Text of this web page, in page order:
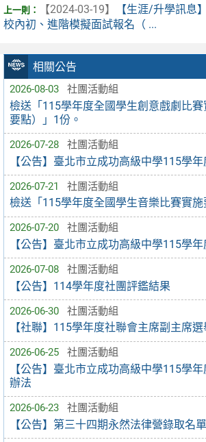
相關公告
2026-08-03 社團活動組
檢送「115學年度全國學生創意戲劇比
要點）」1份。
2026-07-28 社團活動組
【公告】臺北市立成功高級中學115學
2026-07-21 社團活動組
檢送「115學年度全國學生音樂比賽實施
2026-07-20 社團活動組
【公告】臺北市立成功高級中學115學
2026-07-08 社團活動組
【公告】114學年度社團評鑑結果
2026-06-30 社團活動組
【社聯】115學年度社聯會主席副主席
2026-06-25 社團活動組
【公告】臺北市立成功高級中學115學
辦法
2026-06-23 社團活動組
【公告】第三十四期永然法律營錄取名單
【2024-03-19】
【生涯/升學訊息
校內初、進階模擬面試報名（ ...